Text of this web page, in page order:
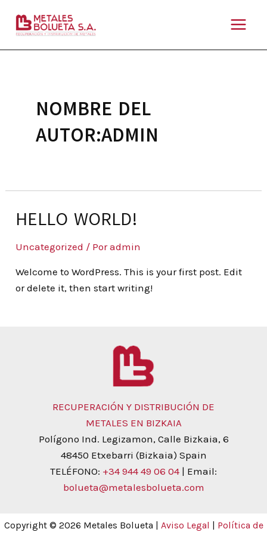
contenido
MAIN
NOMBRE DEL
AUTOR:ADMIN
HELLO WORLD!
Uncategorized / Poradmin
Welcome to WordPress. This is your first post. Edit
or delete it, then start writing!
RECUPERACIÓN Y DISTRIBUCIÓN DE
METALES EN BIZKAIA
Polígono Ind. Legizamon, Calle Bizkaia, 6
48450 Etxebarri (Bizkaia) Spain
TELÉFONO: +34 944 49 06 04 | Email:
bolueta@metalesbolueta.com
Copyright © 2026 Metales Bolueta | Aviso Legal | Política de